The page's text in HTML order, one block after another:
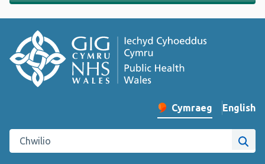
Newid iaith y wefan
Cymraeg English
–
Chwilio gwefan Iechyd Cyhoeddus Cymru